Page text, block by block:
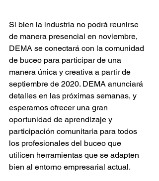
Si bien la industria no podrá reunirse
de manera presencial en noviembre,
DEMA se conectará con la comunidad
de buceo para participar de una
manera única y creativa a partir de
septiembre de 2020. DEMA anunciará
detalles en las próximas semanas, y
esperamos ofrecer una gran
oportunidad de aprendizaje y
participación comunitaria para todos
los profesionales del buceo que
utilicen herramientas que se adapten
bien al entorno empresarial actual.